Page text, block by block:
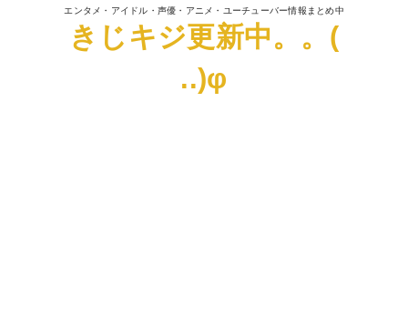
エンタメ・アイドル・声優・アニメ・ユーチューバー情報まとめ中
きじキジ更新中。。(
..)φ